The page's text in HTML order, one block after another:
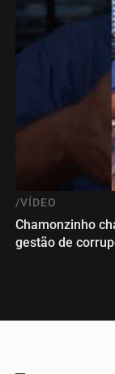
/VÍDEO
Chamonzinho
gestão de